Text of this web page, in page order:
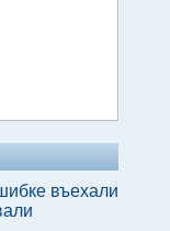
въехали